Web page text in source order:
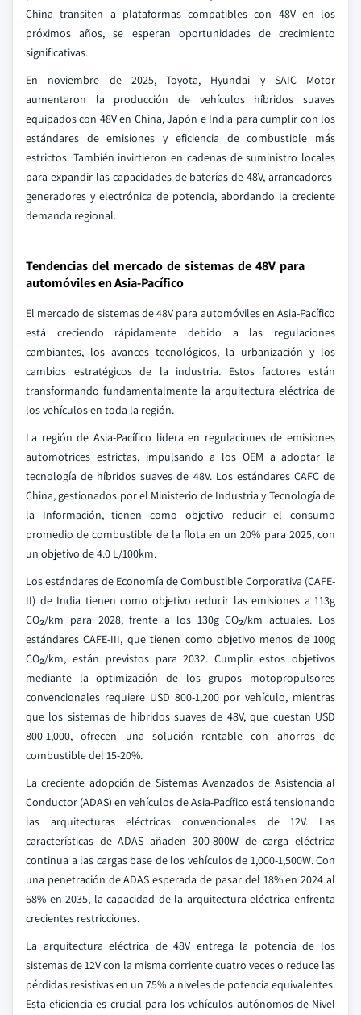
China transiten a plataformas compatibles con 48V en los
próximos años, se esperan oportunidades de crecimiento
significativas.
En noviembre de 2025, Toyota, Hyundai y SAIC Motor
aumentaron la producción de vehículos híbridos suaves
equipados con 48V en China, Japón e India para cumplir con los
estándares de emisiones y eficiencia de combustible más
estrictos. También invirtieron en cadenas de suministro locales
para expandir las capacidades de baterías de 48V, arrancadores-
generadores y electrónica de potencia, abordando la creciente
demanda regional.
Tendencias del mercado de sistemas de 48V para
automóviles en Asia-Pacífico
El mercado de sistemas de 48V para automóviles en Asia-Pacífico
está creciendo rápidamente debido a las regulaciones
cambiantes, los avances tecnológicos, la urbanización y los
cambios estratégicos de la industria. Estos factores están
transformando fundamentalmente la arquitectura eléctrica de
los vehículos en toda la región.
La región de Asia-Pacífico lidera en regulaciones de emisiones
automotrices estrictas, impulsando a los OEM a adoptar la
tecnología de híbridos suaves de 48V. Los estándares CAFC de
China, gestionados por el Ministerio de Industria y Tecnología de
la Información, tienen como objetivo reducir el consumo
promedio de combustible de la flota en un 20% para 2025, con
un objetivo de 4.0 L/100km.
Los estándares de Economía de Combustible Corporativa (CAFE-
II) de India tienen como objetivo reducir las emisiones a 113g
CO₂/km para 2028, frente a los 130g CO₂/km actuales. Los
estándares CAFE-III, que tienen como objetivo menos de 100g
CO₂/km, están previstos para 2032. Cumplir estos objetivos
mediante la optimización de los grupos motopropulsores
convencionales requiere USD 800-1,200 por vehículo, mientras
que los sistemas de híbridos suaves de 48V, que cuestan USD
800-1,000, ofrecen una solución rentable con ahorros de
combustible del 15-20%.
La creciente adopción de Sistemas Avanzados de Asistencia al
Conductor (ADAS) en vehículos de Asia-Pacífico está tensionando
las arquitecturas eléctricas convencionales de 12V. Las
características de ADAS añaden 300-800W de carga eléctrica
continua a las cargas base de los vehículos de 1,000-1,500W. Con
una penetración de ADAS esperada de pasar del 18% en 2024 al
68% en 2035, la capacidad de la arquitectura eléctrica enfrenta
crecientes restricciones.
La arquitectura eléctrica de 48V entrega la potencia de los
sistemas de 12V con la misma corriente cuatro veces o reduce las
pérdidas resistivas en un 75% a niveles de potencia equivalentes.
Esta eficiencia es crucial para los vehículos autónomos de Nivel